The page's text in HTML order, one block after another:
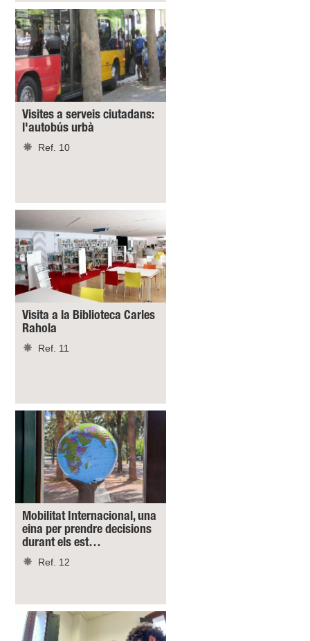
Visites a serveis ciutadans:
l'autobús urbà
Ref. 10
Visita a la Biblioteca Carles
Rahola
Ref. 11
Mobilitat Internacional, una
eina per prendre decisions
durant els est…
Ref. 12